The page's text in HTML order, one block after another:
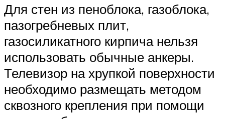
Для стен из пеноблока, газоблока,
пазогребневых плит,
газосиликатного кирпича нельзя
использовать обычные анкеры.
Телевизор на хрупкой поверхности
необходимо размещать методом
сквозного крепления при помощи